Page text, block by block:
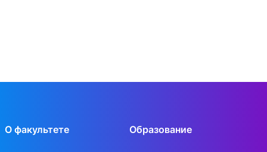
О факультете Образование